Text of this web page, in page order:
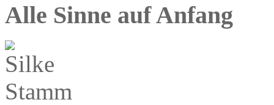
Alle Sinne auf Anfang